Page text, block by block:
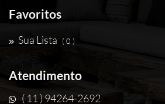
Favoritos
Sua Lista ( 0 )
Atendimento
( 11 ) 94264-2692